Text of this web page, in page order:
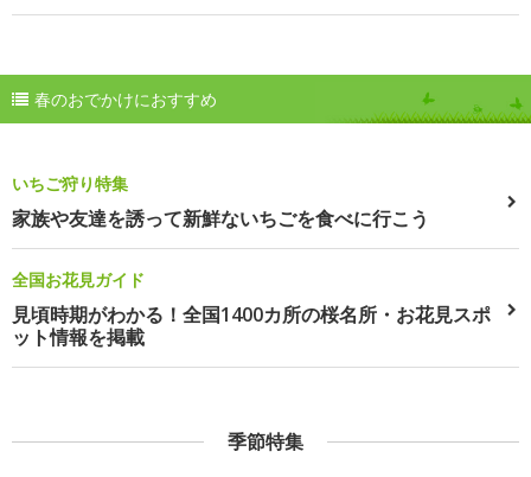
春のおでかけにおすすめ
いちご狩り特集
家族や友達を誘って新鮮ないちごを食べに行こう
全国お花見ガイド
見頃時期がわかる！全国1400カ所の桜名所・お花見スポ
ット情報を掲載
季節特集